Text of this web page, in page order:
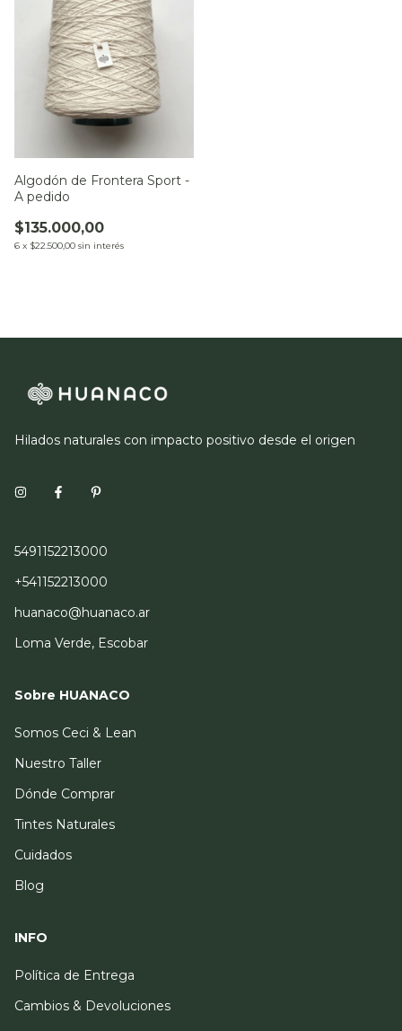
Algodón de Frontera Sport -
A pedido
$135.000,00
6 x $22.500,00 sin interés
Hilados naturales con impacto positivo desde el origen
5491152213000
+541152213000
huanaco@huanaco.ar
Loma Verde, Escobar
Sobre HUANACO
Somos Ceci & Lean
Nuestro Taller
Dónde Comprar
Tintes Naturales
Cuidados
Blog
INFO
Política de Entrega
Cambios & Devoluciones